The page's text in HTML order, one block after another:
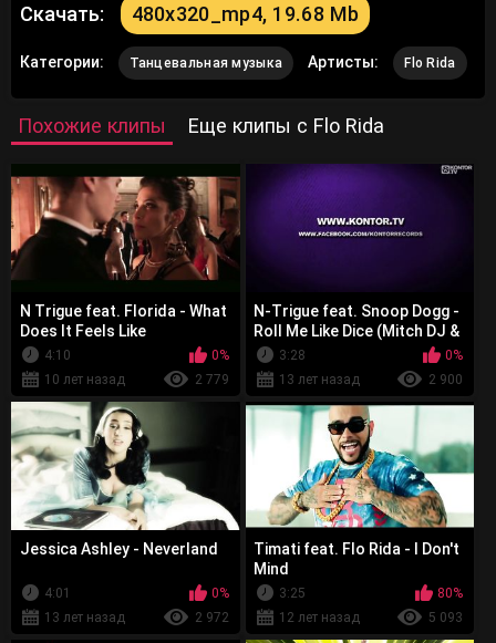
Скачать: 480x320_mp4, 19.68 Mb
Категории: Танцевальная музыка Артисты: Flo Rida
Похожие клипы Еще клипы с Flo Rida
N Trigue feat. Florida - What
Does It Feels Like
4:10
0%
10 лет назад
2 779
N-Trigue feat. Snoop Dogg -
Roll Me Like Dice (Mitch DJ &
Xarmish Edit)
3:28
0%
13 лет назад
2 900
Jessica Ashley - Neverland
4:01
0%
13 лет назад
2 972
Timati feat. Flo Rida - I Don't
Mind
3:25
80%
12 лет назад
5 093